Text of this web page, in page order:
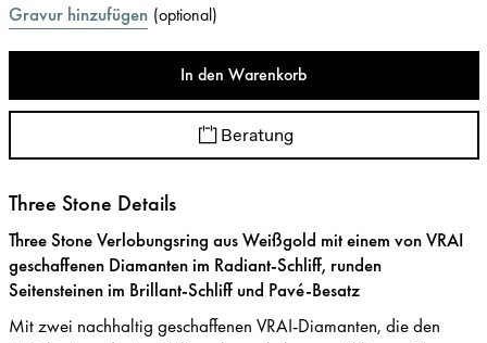
Gravur hinzufügen (optional)
In den Warenkorb
Beratung
Three Stone Details
Three Stone Verlobungsring aus Weißgold mit einem von VRAI
geschaffenen Diamanten im Radiant-Schliff, runden
Seitensteinen im Brillant-Schliff und Pavé-Besatz
Mit zwei nachhaltig geschaffenen VRAI-Diamanten, die den